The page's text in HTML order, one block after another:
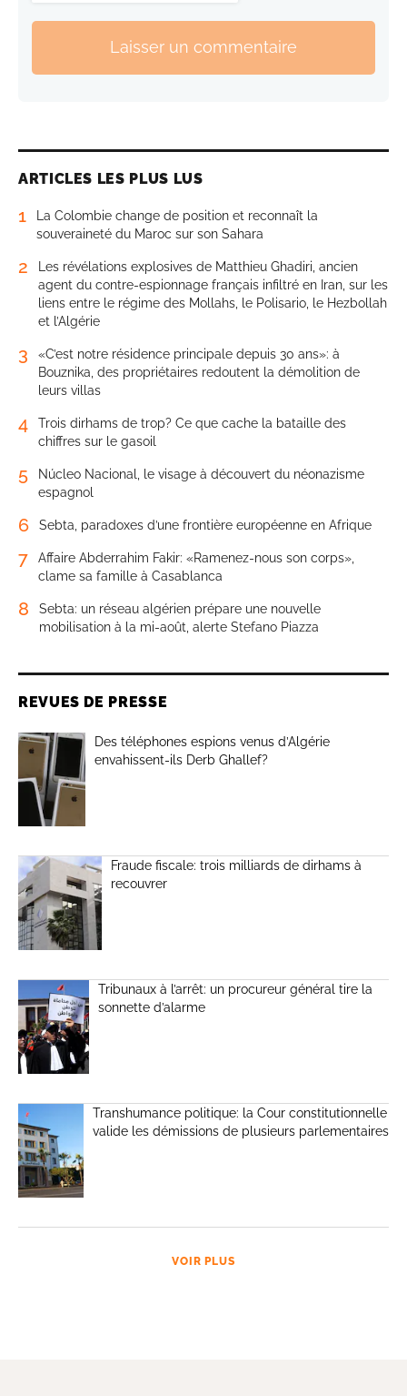
Laisser un commentaire
ARTICLES LES PLUS LUS
1
La Colombie change de position et reconnaît la
souveraineté du Maroc sur son Sahara
2
Les révélations explosives de Matthieu Ghadiri, ancien
agent du contre-espionnage français infiltré en Iran, sur les
liens entre le régime des Mollahs, le Polisario, le Hezbollah
et l’Algérie
3
«C’est notre résidence principale depuis 30 ans»: à
Bouznika, des propriétaires redoutent la démolition de
leurs villas
4
Trois dirhams de trop? Ce que cache la bataille des
chiffres sur le gasoil
5
Núcleo Nacional, le visage à découvert du néonazisme
espagnol
6 Sebta, paradoxes d’une frontière européenne en Afrique
7
Affaire Abderrahim Fakir: «Ramenez-nous son corps»,
clame sa famille à Casablanca
8
Sebta: un réseau algérien prépare une nouvelle
mobilisation à la mi-août, alerte Stefano Piazza
REVUES DE PRESSE
Des téléphones espions venus d’Algérie
envahissent-ils Derb Ghallef?
Fraude fiscale: trois milliards de dirhams à
recouvrer
Tribunaux à l’arrêt: un procureur général tire la
sonnette d’alarme
Transhumance politique: la Cour constitutionnelle
valide les démissions de plusieurs parlementaires
VOIR PLUS